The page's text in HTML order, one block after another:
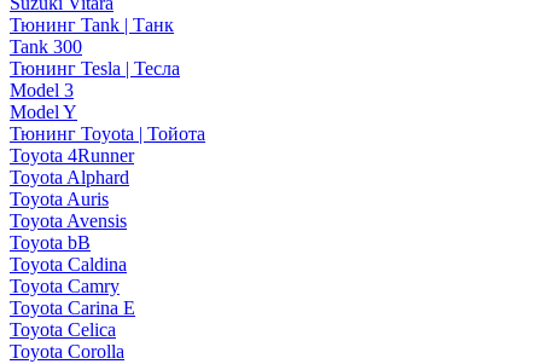
Тюнинг Tank | Танк
Tank 300
Тюнинг Tesla | Тесла
Model 3
Model Y
Тюнинг Toyota | Тойота
Toyota 4Runner
Toyota Alphard
Toyota Auris
Toyota Avensis
Toyota bB
Toyota Caldina
Toyota Camry
Toyota Carina E
Toyota Celica
Toyota Corolla